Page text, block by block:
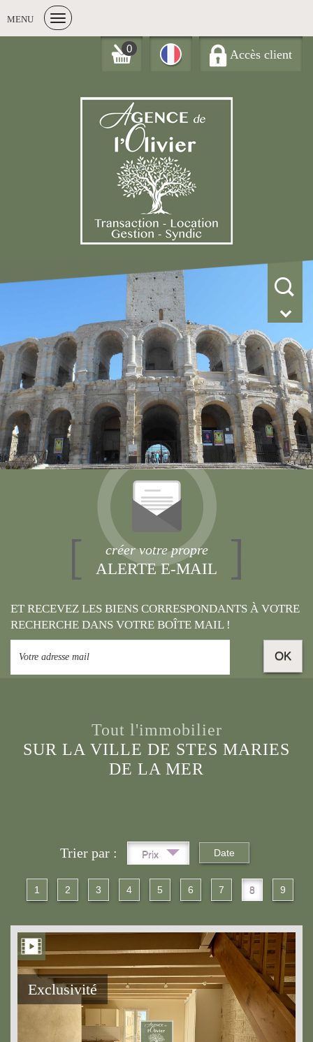
MENU
0 Accès client
créer votre propre
ALERTE E-MAIL
ET RECEVEZ LES BIENS CORRESPONDANTS À VOTRE
RECHERCHE DANS VOTRE BOÎTE MAIL !
OK
Tout l'immobilier
SUR LA VILLE DE STES MARIES
DE LA MER
Trier par : Prix Date
1 2 3 4 5 6 7 8 9
Exclusivité